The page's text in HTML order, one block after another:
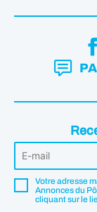
Votre adresse
Annonces du
cliquant sur le